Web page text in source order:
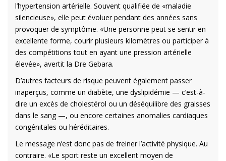
l’hypertension artérielle. Souvent qualifiée de «maladie
silencieuse», elle peut évoluer pendant des années sans
provoquer de symptôme. «Une personne peut se sentir en
excellente forme, courir plusieurs kilomètres ou participer à
des compétitions tout en ayant une pression artérielle
élevée», avertit la Dre Gebara.
D’autres facteurs de risque peuvent également passer
inaperçus, comme un diabète, une dyslipidémie — c’est-à-
dire un excès de cholestérol ou un déséquilibre des graisses
dans le sang —, ou encore certaines anomalies cardiaques
congénitales ou héréditaires.
Le message n’est donc pas de freiner l’activité physique. Au
contraire. «Le sport reste un excellent moyen de